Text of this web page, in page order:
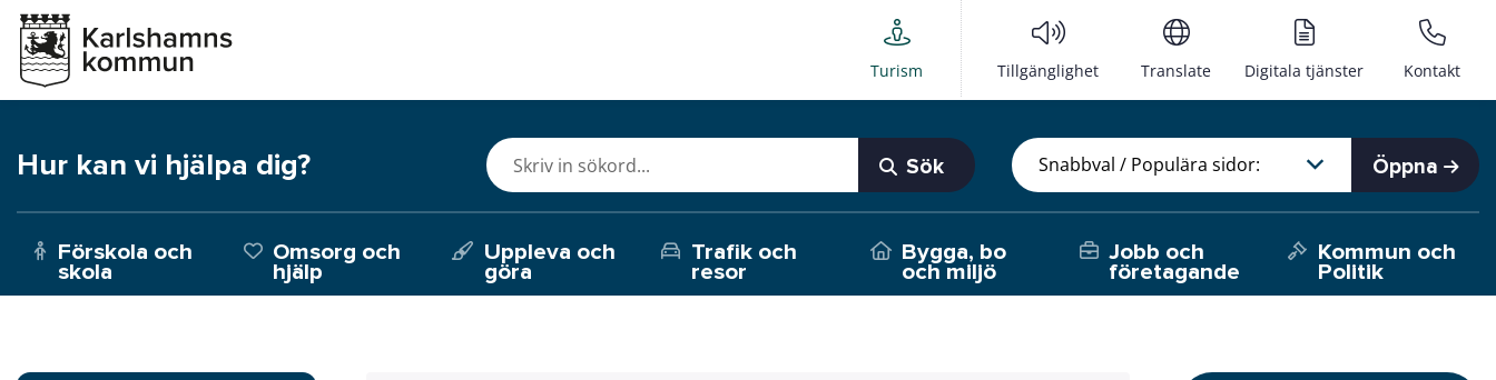
Turism Tillgänglighet Translate Digitala tjänster Kontakt
Hur kan vi hjälpa dig? Sök Öppna
Förskola och
skola
Omsorg och
hjälp
Uppleva och
göra
Trafik och
resor
Bygga, bo
och miljö
Jobb och
företagande
Kommun och
Politik